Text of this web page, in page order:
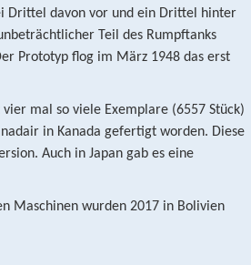
Drittel davon vor und ein Drittel hinter
Teil des Rumpftanks
Prototyp flog im März 1948 das erst
mal so viele Exemplare (6557 Stück)
in Kanada gefertigt worden. Diese
Auch in Japan gab es eine
Maschinen wurden 2017 in Bolivien